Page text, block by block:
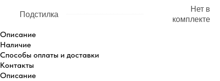
Подстилка
Нет в
комплекте
Описание
Наличие
Способы оплаты и доставки
Контакты
Описание